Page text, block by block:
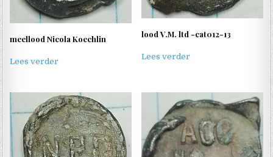
meellood Nicola Koechlin
Lees verder
lood V.M. ltd -cat012-13
Lees verder